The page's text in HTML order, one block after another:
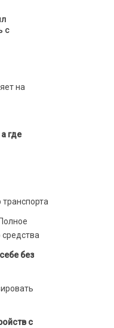
с
на
где
без
с